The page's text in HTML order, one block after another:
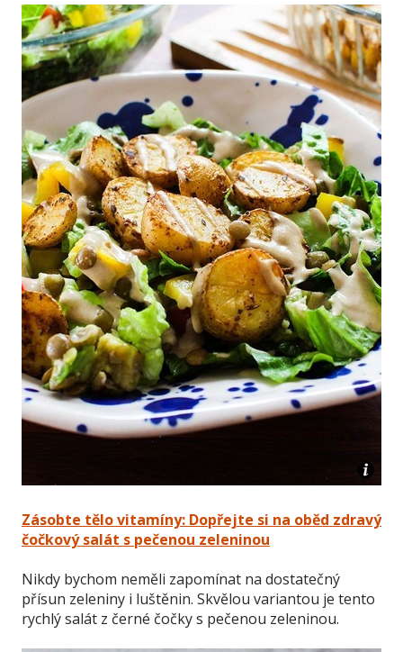
Zásobte tělo vitamíny: Dopřejte si na oběd zdravý
čočkový salát s pečenou zeleninou
Nikdy bychom neměli zapomínat na dostatečný
přísun zeleniny i luštěnin. Skvělou variantou je tento
rychlý salát z černé čočky s pečenou zeleninou.